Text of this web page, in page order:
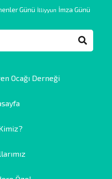
Günü İlliyyun İmza Günü
Ocağı Derneği